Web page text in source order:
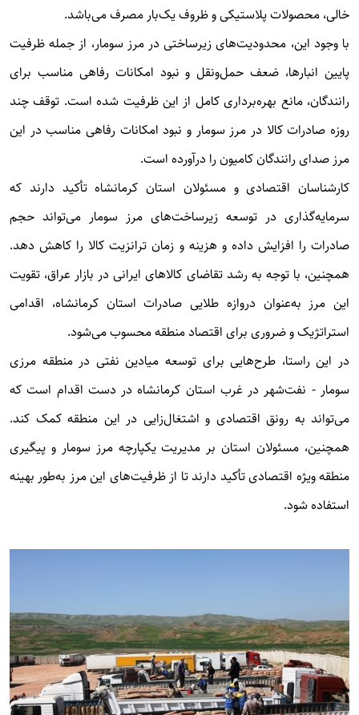
خالی، محصولات پلاستیکی و ظروف یک‌بار مصرف می‌باشد.
با وجود این، محدودیت‌های زیرساختی در مرز سومار، از جمله ظرفیت
پایین انبارها، ضعف حمل‌ونقل و نبود امکانات رفاهی مناسب برای
رانندگان، مانع بهره‌برداری کامل از این ظرفیت شده است. توقف چند
روزه صادرات کالا در مرز سومار و نبود امکانات رفاهی مناسب در این
مرز صدای رانندگان کامیون را درآورده است.
کارشناسان اقتصادی و مسئولان استان کرمانشاه تأکید دارند که
سرمایه‌گذاری در توسعه زیرساخت‌های مرز سومار می‌تواند حجم
صادرات را افزایش داده و هزینه و زمان ترانزیت کالا را کاهش دهد.
همچنین، با توجه به رشد تقاضای کالاهای ایرانی در بازار عراق، تقویت
این مرز به‌عنوان دروازه طلایی صادرات استان کرمانشاه، اقدامی
استراتژیک و ضروری برای اقتصاد منطقه محسوب می‌شود.
در این راستا، طرح‌هایی برای توسعه میادین نفتی در منطقه مرزی
سومار - نفت‌شهر در غرب استان کرمانشاه در دست اقدام است که
می‌تواند به رونق اقتصادی و اشتغال‌زایی در این منطقه کمک کند.
همچنین، مسئولان استان بر مدیریت یکپارچه مرز سومار و پیگیری
منطقه ویژه اقتصادی تأکید دارند تا از ظرفیت‌های این مرز به‌طور بهینه
استفاده شود.